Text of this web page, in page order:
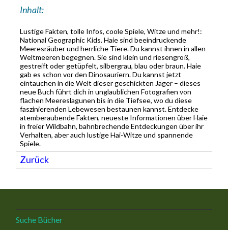
Inhalt:
Lustige Fakten, tolle Infos, coole Spiele, Witze und mehr!:
National Geographic Kids. Haie sind beeindruckende
Meeresräuber und herrliche Tiere. Du kannst ihnen in allen
Weltmeeren begegnen. Sie sind klein und riesengroß,
gestreift oder getüpfelt, silbergrau, blau oder braun. Haie
gab es schon vor den Dinosauriern. Du kannst jetzt
eintauchen in die Welt dieser geschickten Jäger – dieses
neue Buch führt dich in unglaublichen Fotografien von
flachen Meereslagunen bis in die Tiefsee, wo du diese
faszinierenden Lebewesen bestaunen kannst. Entdecke
atemberaubende Fakten, neueste Informationen über Haie
in freier Wildbahn, bahnbrechende Entdeckungen über ihr
Verhalten, aber auch lustige Hai-Witze und spannende
Spiele.
Zurück
Suche Bücher